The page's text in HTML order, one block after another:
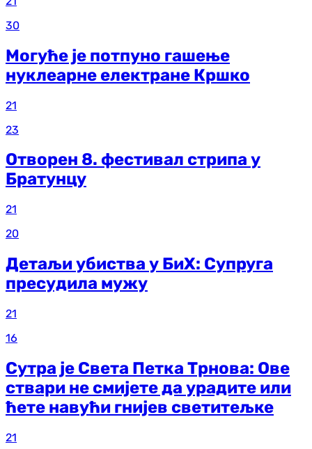
30
Могуће је потпуно гашење
нуклеарне електране Кршко
21
23
Отворен 8. фестивал стрипа у
Братунцу
21
20
Детаљи убиства у БиХ: Супруга
пресудила мужу
21
16
Сутра је Света Петка Трнова: Ове
ствари не смијете да урадите или
ћете навући гнијев светитељке
21